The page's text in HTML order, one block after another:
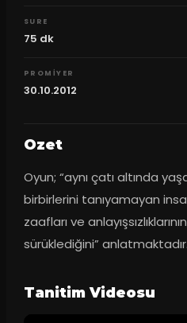
SURE
75 dk
PROMIYER
30.10.2012
Ozet
Oyun; “aynı çatı altında
birbirlerini tanıyamayan
zaafları ve
sürüklediğini” anlatmaktadır.
Tanitim Videosu